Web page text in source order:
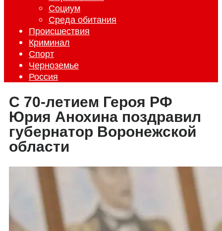
Социум
Среда обитания
Происшествия
Криминал
Спорт
Черноземье
Россия
С 70-летием Героя РФ
Юрия Анохина поздравил
губернатор Воронежской
области